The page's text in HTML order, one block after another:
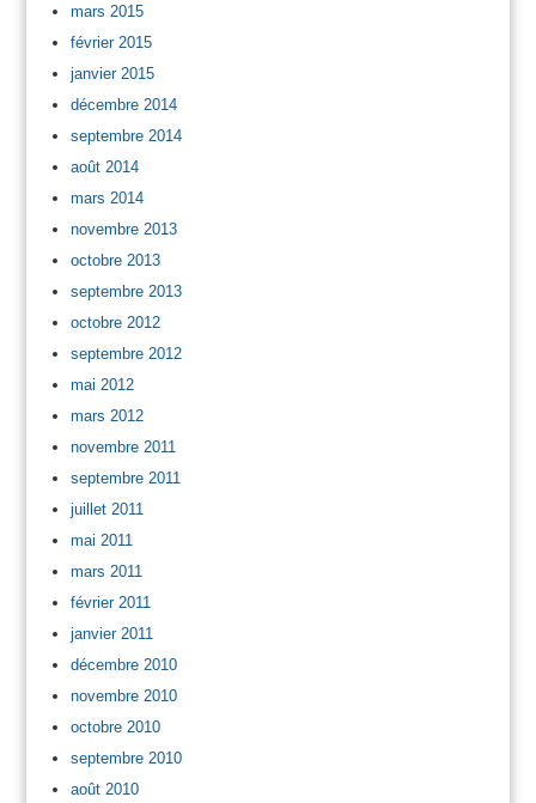
mars 2015
février 2015
janvier 2015
décembre 2014
septembre 2014
août 2014
mars 2014
novembre 2013
octobre 2013
septembre 2013
octobre 2012
septembre 2012
mai 2012
mars 2012
novembre 2011
septembre 2011
juillet 2011
mai 2011
mars 2011
février 2011
janvier 2011
décembre 2010
novembre 2010
octobre 2010
septembre 2010
août 2010